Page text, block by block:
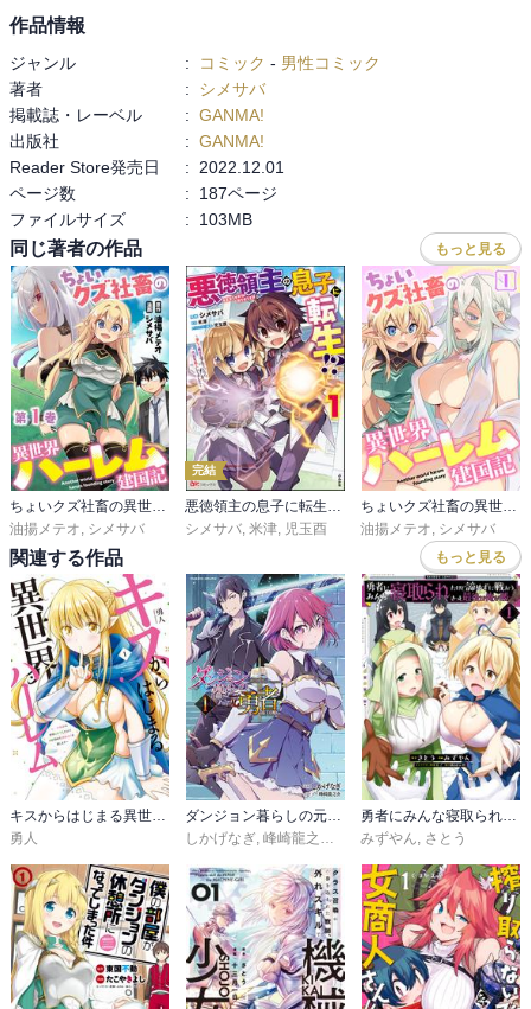
作品情報
ジャンル : コミック - 男性コミック
著者
:
シメサバ
掲載誌・レーベル
: GANMA!
出版社
: GANMA!
Reader Store発売日
:
2022.12.01
ページ数
:
187ページ
ファイルサイズ
: 103MB
同じ著者の作品 もっと見る
ちょいクズ社畜の異世界ハーレム建国記【単行本版】
油揚メテオ, シメサバ
完結
悪徳領主の息子に転生！？ ～楽しく魔法を学んでいたら、汚名を返上してました～ コミック版
シメサバ, 米津, 児玉酉
ちょいクズ社畜の異世界ハーレム建国記
油揚メテオ, シメサバ
関連する作品 もっと見る
勇人
しかげなぎ 峰崎龍之介 馬克杯
みずやん さとう